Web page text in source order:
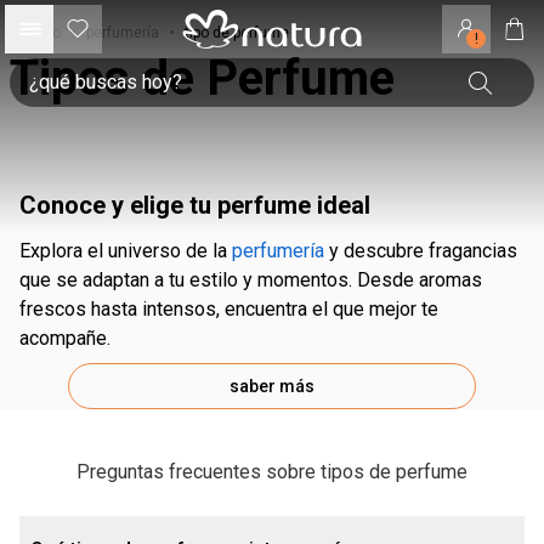
!
• perfumería • tipo de perfume
Tipos de Perfume
Conoce y elige tu perfume ideal
Explora el universo de la perfumería y descubre fragancias
que se adaptan a tu estilo y momentos. Desde aromas
frescos hasta intensos, encuentra el que mejor te
acompañe.
saber más
Preguntas frecuentes sobre tipos de perfume